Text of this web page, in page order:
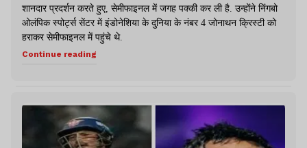
शानदार प्रदर्शन करते हुए, सेमीफाइनल में जगह पक्की कर ली है. उन्होंने निंगबो
ओलंपिक स्पोर्ट्स सेंटर में इंडोनेशिया के दुनिया के नंबर 4 जोनाथन क्रिस्टी को
हराकर सेमीफाइनल में पहुंचे थे.
Continue reading